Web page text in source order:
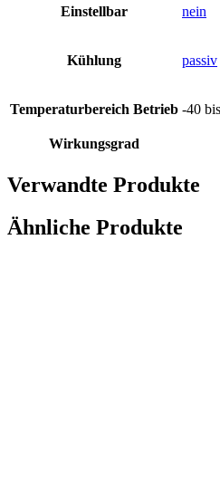
Einstellbar nein
Kühlung passiv
Temperaturbereich Betrieb -40
Wirkungsgrad
Verwandte Produkte
Ähnliche Produkte